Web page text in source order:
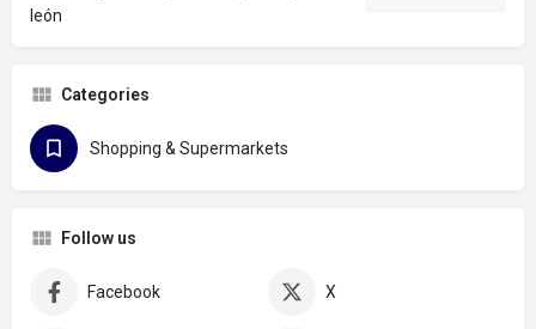
león
Categories
Shopping & Supermarkets
Follow us
Facebook X